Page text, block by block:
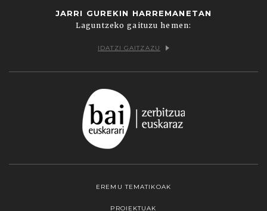
JARRI GUREKIN HARREMANETAN
Laguntzeko gaituzu hemen:
IDATZI GAITZAZU
EREMU TEMATIKOAK
PROIEKTUAK